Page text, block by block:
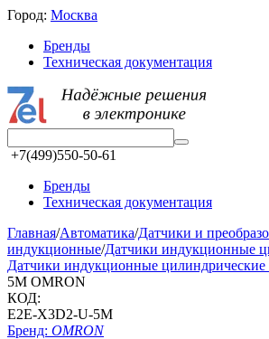
Город: Москва
Бренды
Техническая документация
+7(499)550-50-61
Бренды
Техническая документация
Главная/Автоматика/Датчики и
индукционные/Датчики индукционные
Датчики индукционные цилиндрические
5M OMRON
КОД:
E2E-X3D2-U-5M
Бренд: OMRON